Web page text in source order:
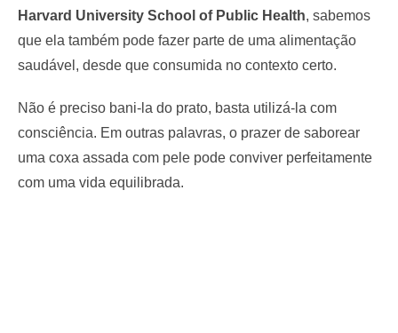
Harvard University School of Public Health, sabemos
que ela também pode fazer parte de uma alimentação
saudável, desde que consumida no contexto certo.
Não é preciso bani-la do prato, basta utilizá-la com
consciência. Em outras palavras, o prazer de saborear
uma coxa assada com pele pode conviver perfeitamente
com uma vida equilibrada.